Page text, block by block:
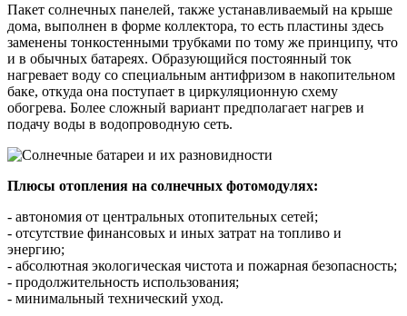
Пакет солнечных панелей, также устанавливаемый на крыше
дома, выполнен в форме коллектора, то есть пластины здесь
заменены тонкостенными трубками по тому же принципу, что
и в обычных батареях. Образующийся постоянный ток
нагревает воду со специальным антифризом в накопительном
баке, откуда она поступает в циркуляционную схему
обогрева. Более сложный вариант предполагает нагрев и
подачу воды в водопроводную сеть.
Плюсы отопления на солнечных фотомодулях:
- автономия от центральных отопительных сетей;
- отсутствие финансовых и иных затрат на топливо и
энергию;
- абсолютная экологическая чистота и пожарная безопасность;
- продолжительность использования;
- минимальный технический уход.